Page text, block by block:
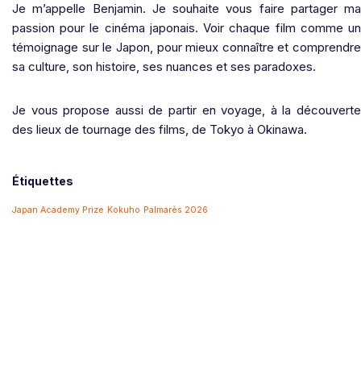
Je m’appelle Benjamin. Je souhaite vous faire partager ma
passion pour le cinéma japonais. Voir chaque film comme un
témoignage sur le Japon, pour mieux connaître et comprendre
sa culture, son histoire, ses nuances et ses paradoxes.
Je vous propose aussi de partir en voyage, à la découverte
des lieux de tournage des films, de Tokyo à Okinawa.
Étiquettes
Japan Academy Prize Kokuho Palmarès 2026